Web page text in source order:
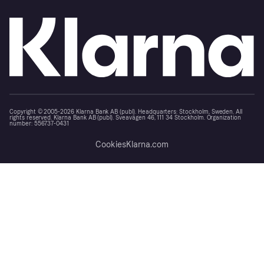
Copyright © 2005-2026 Klarna Bank AB (publ). Headquarters: Stockholm, Sweden. All
rights reserved. Klarna Bank AB (publ). Sveavägen 46, 111 34 Stockholm. Organization
number: 556737-0431
CookiesKlarna.com